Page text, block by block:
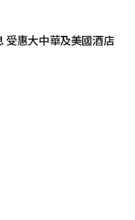
受惠大中華及美國酒店